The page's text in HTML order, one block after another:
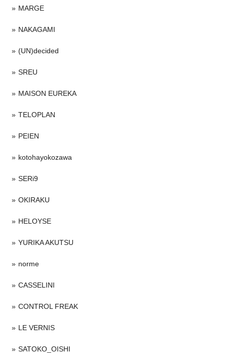
MARGE
NAKAGAMI
(UN)decided
SREU
MAISON EUREKA
TELOPLAN
PEIEN
kotohayokozawa
SERi9
OKIRAKU
HELOYSE
YURIKA AKUTSU
norme
CASSELINI
CONTROL FREAK
LE VERNIS
SATOKO_OISHI